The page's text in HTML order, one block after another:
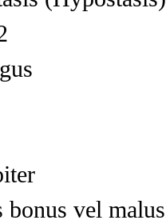
bonus vel malus